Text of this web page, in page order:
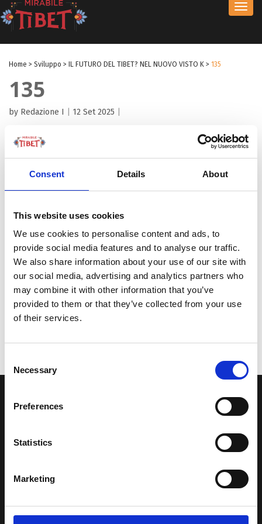
Consent Details About
This website uses cookies
We use cookies to personalise content and ads, to
provide social media features and to analyse our traffic.
We also share information about your use of our site with
our social media, advertising and analytics partners who
may combine it with other information that you’ve
provided to them or that they’ve collected from your use
of their services.
Selection
Necessary
Preferences
Statistics
Marketing
Home > Sviluppo > IL FUTURO DEL TIBET? NEL NUOVO VISTO K > 135
135
by Redazione I 12 Set 2025
LA NOSTRA MISSION
Una comunità di appassionati della cultura tibetana che hanno
avuto modo di viaggiare e conoscere questa meravigliosa regione.
paesaggi e la sua gente è capace di riempire il cuore.